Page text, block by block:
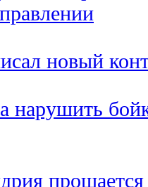
новый
нарушить